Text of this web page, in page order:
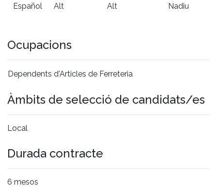
Español Alt Alt Nadiu
Ocupacions
Dependents d'Articles de Ferreteria
Àmbits de selecció de candidats/es
Local
Durada contracte
6 mesos